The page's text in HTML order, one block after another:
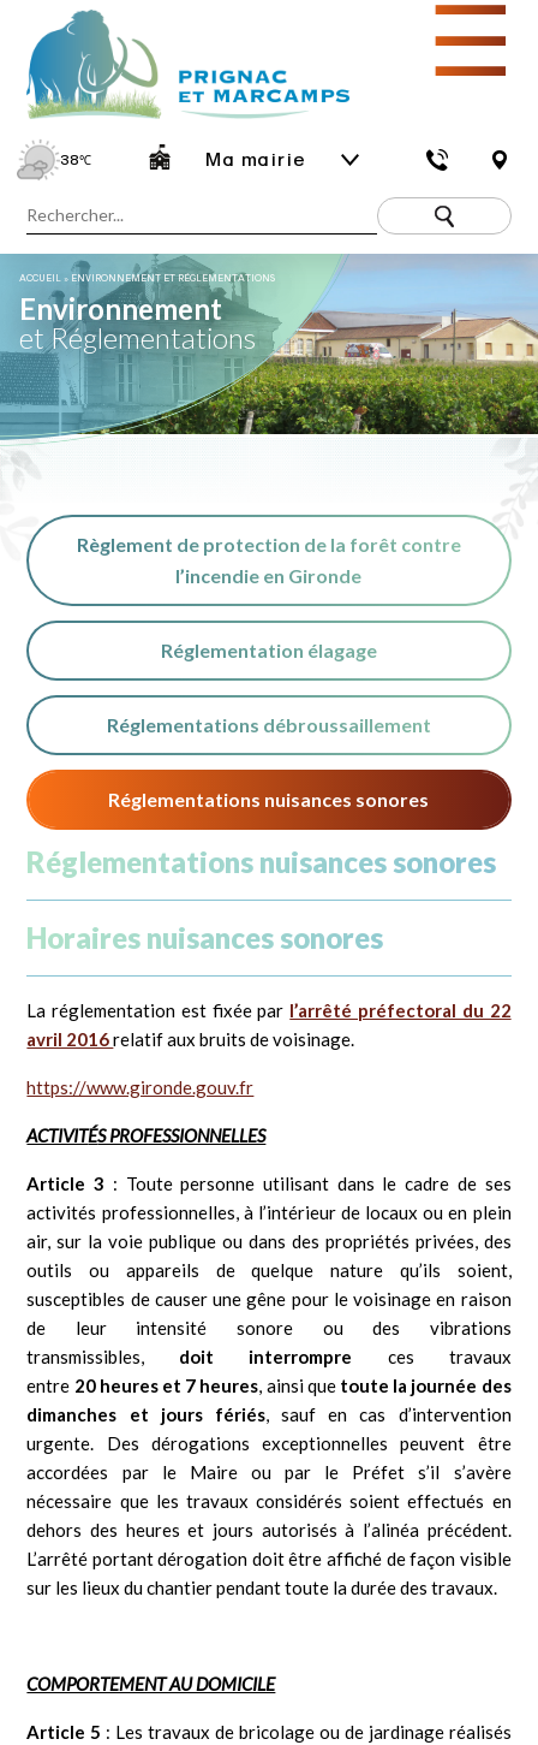
38℃ Ma mairie
☰
ACCUEIL » ENVIRONNEMENT ET RÉGLEMENTATIONS
Environnement
et Réglementations
Règlement de protection de la forêt contre
l’incendie en Gironde
Réglementation élagage
Réglementations débroussaillement
Réglementations nuisances sonores
Réglementations nuisances sonores
Horaires nuisances sonores
La réglementation est fixée par l’arrêté préfectoral du 22
avril 2016relatif aux bruits de voisinage.
https://www.gironde.gouv.fr
ACTIVITÉS PROFESSIONNELLES
Article 3 : Toute personne utilisant dans le cadre de ses
activités professionnelles, à l’intérieur de locaux ou en plein
air, sur la voie publique ou dans des propriétés privées, des
outils ou appareils de quelque nature qu’ils soient,
susceptibles de causer une gêne pour le voisinage en raison
de leur intensité sonore ou des vibrations
transmissibles, doit interrompre ces travaux
entre 20 heures et 7 heures, ainsi que toute la journée des
dimanches et jours fériés, sauf en cas d’intervention
urgente. Des dérogations exceptionnelles peuvent être
accordées par le Maire ou par le Préfet s’il s’avère
nécessaire que les travaux considérés soient effectués en
dehors des heures et jours autorisés à l’alinéa précédent.
L’arrêté portant dérogation doit être affiché de façon visible
sur les lieux du chantier pendant toute la durée des travaux.
COMPORTEMENT AU DOMICILE
Article 5 : Les travaux de bricolage ou de jardinage réalisés